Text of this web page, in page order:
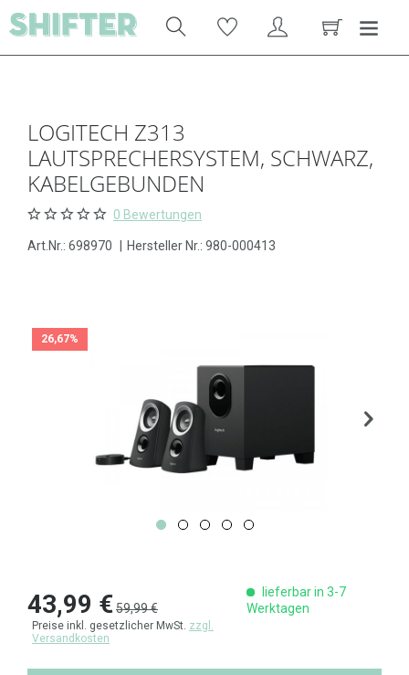
LOGITECH Z313
LAUTSPRECHERSYSTEM, SCHWARZ,
KABELGEBUNDEN
0 Bewertungen
Art.Nr.: 698970 Hersteller Nr.: 980-000413
26,67%
43,99 €59,99 €
Preise inkl. gesetzlicher MwSt. zzgl.
Versandkosten
lieferbar in 3-7
Werktagen